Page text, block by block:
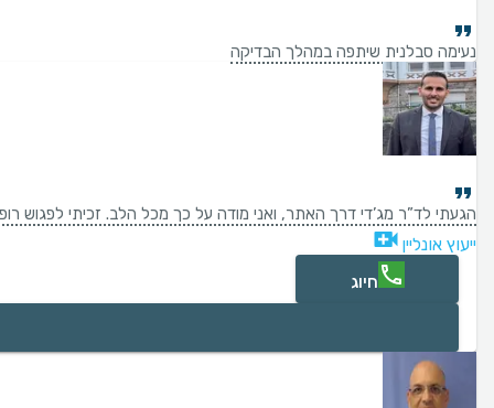
נעימה סבלנית שיתפה במהלך הבדיקה
הגעתי לד”ר מג’די דרך האתר, ואני מודה על כך מכל הלב. זכיתי לפגוש
ייעוץ אונליין
חיוג